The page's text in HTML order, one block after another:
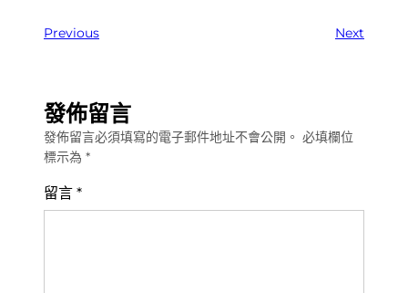
Previous Next
發佈留言
發佈留言必須填寫的電子郵件地址不會公開。 必填欄位
標示為 *
留言 *